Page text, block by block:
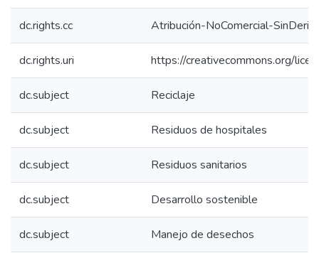
dc.rights.cc Atribución-NoComercial-
dc.rights.uri https://creativecommons.org/
dc.subject Reciclaje
dc.subject Residuos de hospitales
dc.subject Residuos sanitarios
dc.subject Desarrollo sostenible
dc.subject Manejo de desechos